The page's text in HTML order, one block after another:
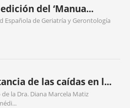
del ‘Manua...
Española de Geriatría y Gerontología
de las caídas en l...
la Dra. Diana Marcela Matiz